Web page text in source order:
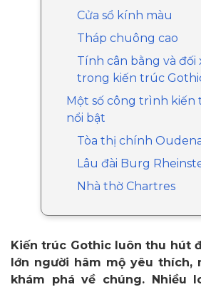
Cửa sổ kính màu
Tháp chuông cao
Tính cân bằng và đối
trong kiến trúc
Một số công trình kiến
nổi bật
Tòa thị chính
Lâu đài Burg
Nhà thờ Chartres
Kiến trúc Gothic luôn thu hút
lớn người hâm mộ yêu thích,
khám phá về chúng. Nhiều